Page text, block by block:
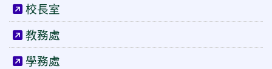
校長室
教務處
學務處